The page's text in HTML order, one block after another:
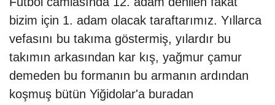
bizim için 1. adam olacak taraftarımız. Yıllarca
vefasını bu takıma göstermiş, yılardır bu
takımın arkasından kar kış, yağmur çamur
demeden bu formanın bu armanın ardından
koşmuş bütün Yiğidolar'a buradan